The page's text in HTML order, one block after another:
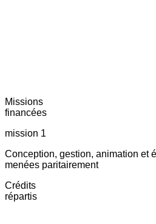
Missions
financées
mission 1
Conception, gestion, animation et
menées paritairement
Crédits
répartis